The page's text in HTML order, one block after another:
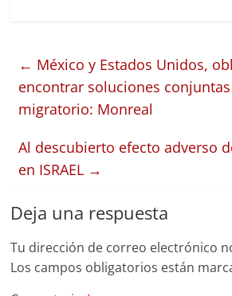
← México y Estados Unidos,
encontrar soluciones
migratorio: Monreal
Al descubierto efecto adverso
en ISRAEL →
Deja una respuesta
Tu dirección de correo electrónico
Los campos obligatorios están